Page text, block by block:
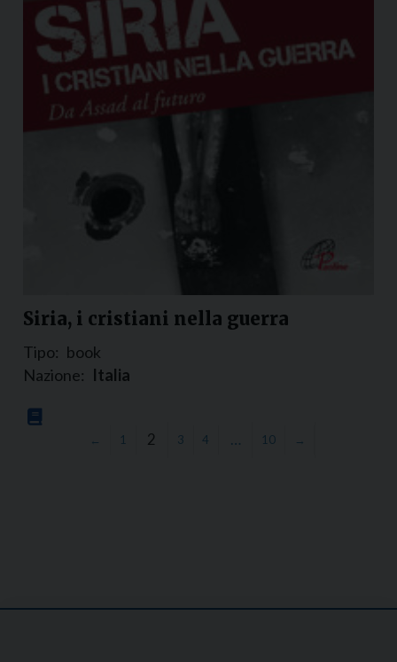
Siria, i cristiani nella guerra
Tipo: book
Nazione: Italia
← 1 2 3 4 … 10 →